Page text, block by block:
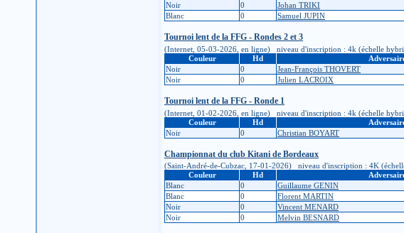
Noir
0 Johan TRIKI
Blanc
0 Samuel JUPIN
Tournoi lent de la FFG - Rondes 2 et 3
(Internet, 05-03-2026, en ligne) niveau d'inscription : 4k (échelle
Couleur
Hd
Noir
0 Jean-François THOVERT
Noir
0 Julien LACROIX
Tournoi lent de la FFG - Ronde 1
(Internet, 01-02-2026, en ligne) niveau d'inscription : 4k (échelle
Couleur
Hd
Noir
0 Christian BOYART
Championnat du club Kitani de Bordeaux
(Saint-André-de-Cubzac, 17-01-2026) niveau d'inscription : 4K
Couleur
Hd
Blanc
0 Guillaume GENIN
Blanc
0 Florent MARTIN
Noir
0 Vincent MENARD
Noir
0 Melvin BESNARD